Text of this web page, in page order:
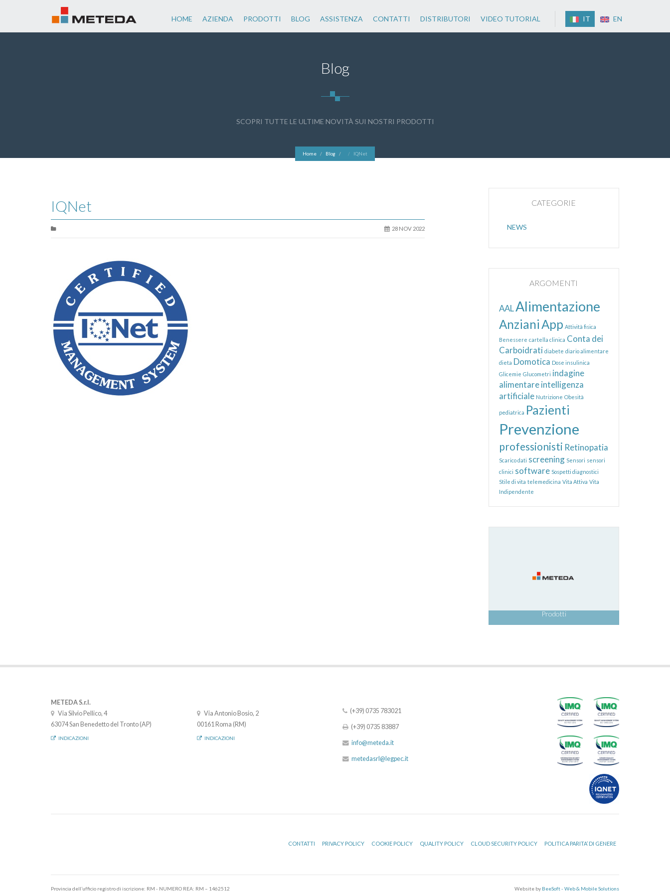
IT EN
HOME AZIENDA PRODOTTI BLOG ASSISTENZA CONTATTI DISTRIBUTORI VIDEO TUTORIAL
Blog
SCOPRI TUTTE LE ULTIME NOVITÀ SUI NOSTRI PRODOTTI
Home Blog IQNet
IQNet
28 NOV 2022
CATEGORIE
NEWS
ARGOMENTI
AALAlimentazione
AnzianiApp Attività fisica
Benessere cartella clinica Conta dei
Carboidrati diabete diario alimentare
dieta Domotica Dose insulinica
Glicemie Glucometri indagine
alimentare intelligenza
artificiale Nutrizione Obesità
pediatrica Pazienti
Prevenzione
professionisti Retinopatia
Scarico dati screening Sensori sensori
clinici software Sospetti diagnostici
Stile di vita telemedicina Vita Attiva Vita
Indipendente
Prodotti
METEDA S.r.l.
Via Silvio Pellico, 4
63074 San Benedetto del Tronto (AP)
INDICAZIONI
Via Antonio Bosio, 2
00161 Roma (RM)
INDICAZIONI
(+39) 0735 783021
(+39) 0735 83887
info@meteda.it
metedasrl@legpec.it
CONTATTI PRIVACY POLICY COOKIE POLICY QUALITY POLICY CLOUD SECURITY POLICY POLITICA PARITA’ DI GENERE
Provincia dell’ufficio registro di iscrizione: RM - NUMERO REA: RM – 1462512
Website by BeeSoft - Web & Mobile Solutions